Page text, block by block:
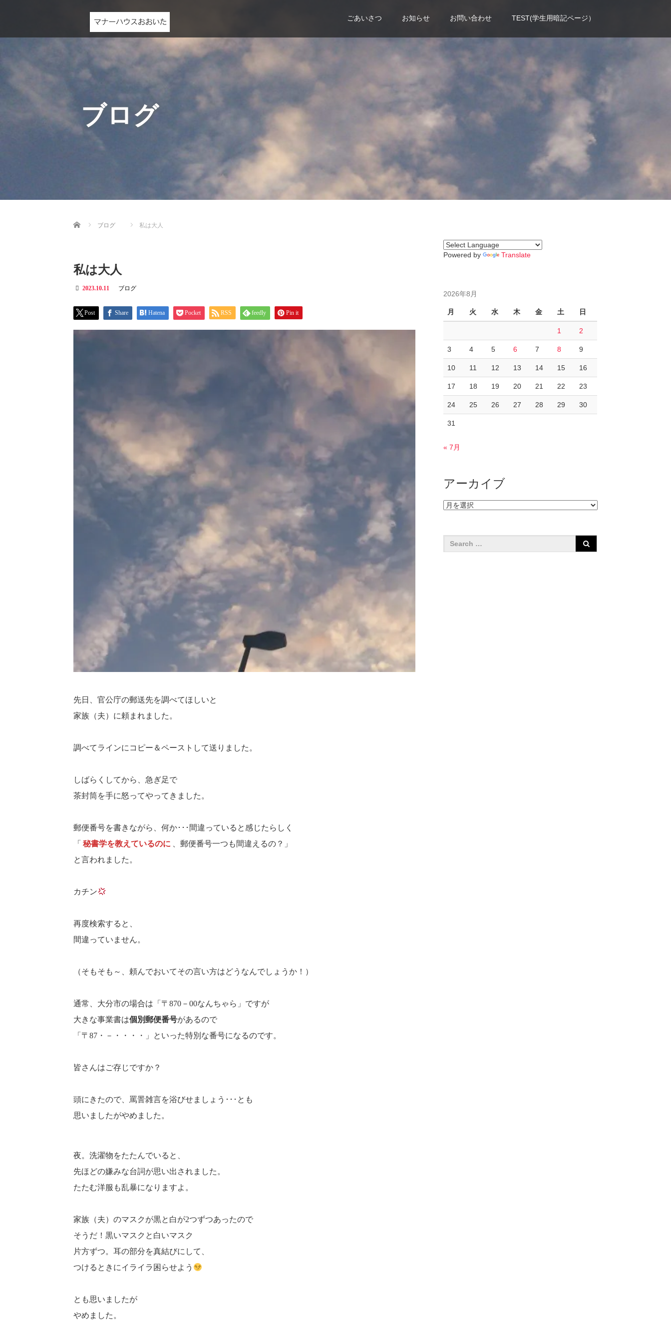
ごあいさつ お知らせ お問い合わせ TEST(学生用暗記ページ）
ブログ
Home ブログ 私は大人
私は大人
2023.10.11 ブログ
Post Share Hatena Pocket RSS feedly Pin it
先日、官公庁の郵送先を調べてほしいと
家族（夫）に頼まれました。
調べてラインにコピー＆ペーストして送りました。
しばらくしてから、急ぎ足で
茶封筒を手に怒ってやってきました。
郵便番号を書きながら、何か･･･間違っていると感じたらしく
「 秘書学を教えているのに
、郵便番号一つも間違えるの？」
と言われました。
カチン
再度検索すると、
間違っていません。
（そもそも～、頼んでおいてその言い方はどうなんでしょうか！）
通常、大分市の場合は「〒870－00なんちゃら」ですが
大きな事業書は個別郵便番号があるので
「〒87・－・・・・」といった特別な番号になるのです。
皆さんはご存じですか？
頭にきたので、罵詈雑言を浴びせましょう･･･とも
思いましたがやめました。
夜。洗濯物をたたんでいると、
先ほどの嫌みな台詞が思い出されました。
たたむ洋服も乱暴になりますよ。
家族（夫）のマスクが黒と白が2つずつあったので
そうだ！黒いマスクと白いマスク
片方ずつ。耳の部分を真結びにして、
つけるときにイライラ困らせよう
とも思いましたが
やめました。
Powered by Translate
2026年8月
月 火 水 木 金 土 日
1 2
3 4 5 6 7 8 9
10 11 12 13 14 15 16
17 18 19 20 21 22 23
24 25 26 27 28 29 30
31
« 7月
アーカイブ
ア
イ
ブ